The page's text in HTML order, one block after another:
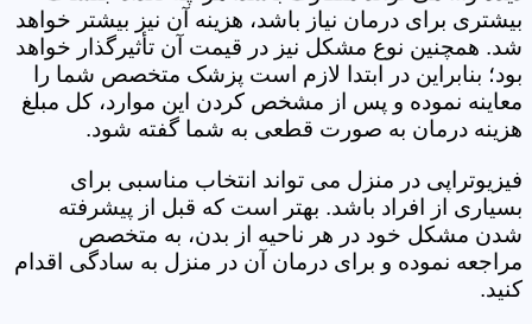
بیشتری برای درمان نیاز باشد، هزینه آن نیز بیشتر خواهد
شد. همچنین نوع مشکل نیز در قیمت آن تأثیرگذار خواهد
بود؛ بنابراین در ابتدا لازم است پزشک متخصص شما را
معاینه نموده و پس از مشخص کردن این موارد، کل مبلغ
هزینه درمان به صورت قطعی به شما گفته شود.
فیزیوتراپی در منزل می تواند انتخاب مناسبی برای
بسیاری از افراد باشد. بهتر است که قبل از پیشرفته
شدن مشکل خود در هر ناحیه از بدن، به متخصص
مراجعه نموده و برای درمان آن در منزل به سادگی اقدام
کنید.